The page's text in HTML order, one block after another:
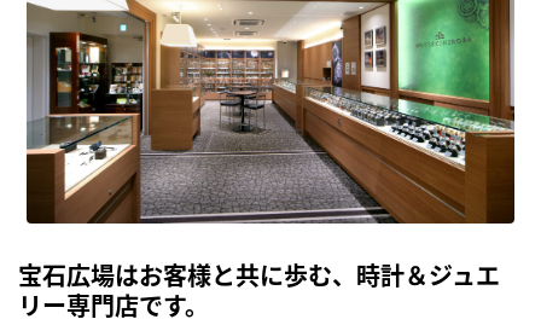
宝石広場はお客様と共に歩む、時計＆ジュエ
リー専門店です。